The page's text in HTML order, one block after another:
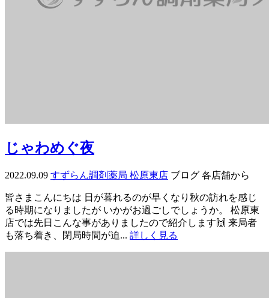
じゃわめぐ夜
2022.09.09 すずらん調剤薬局 松原東店 ブログ 各店舗から
皆さまこんにちは 日が暮れるのが早くなり秋の訪れを感じ
る時期になりましたが いかがお過ごしでしょうか。 松原東
店では先日こんな事がありましたので紹介します🙌 来局者
も落ち着き、閉局時間が迫... 詳しく見る